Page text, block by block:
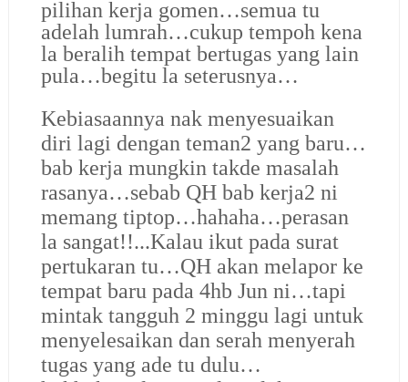
pilihan kerja gomen…semua tu
adelah lumrah…cukup tempoh kena
la beralih tempat bertugas yang lain
pula…begitu la seterusnya…
Kebiasaannya nak menyesuaikan
diri lagi dengan teman2 yang baru…
bab kerja mungkin takde masalah
rasanya…sebab QH bab kerja2 ni
memang tiptop…hahaha…perasan
la sangat!!...Kalau ikut pada surat
pertukaran tu…QH akan melapor ke
tempat baru pada 4hb Jun ni…tapi
mintak tangguh 2 minggu lagi untuk
menyelesaikan dan serah menyerah
tugas yang ade tu dulu…